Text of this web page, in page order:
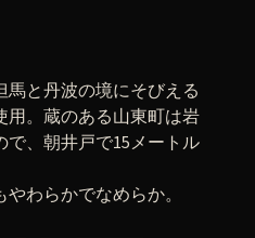
と丹波の境にそびえる
用。蔵のある山東町は岩
、朝井戸で15メートル
わらかでなめらか。